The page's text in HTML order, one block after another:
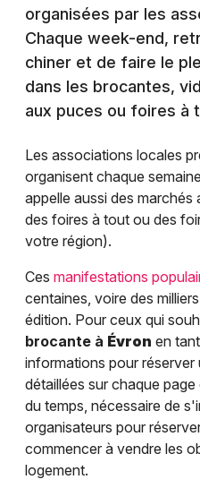
organisées par les
Chaque week-end,
chiner et de faire le
dans les brocantes,
aux puces ou foires à
Les associations locales
organisent chaque
appelle aussi des
des foires à tout ou des
votre région).
Ces manifestations
centaines, voire des
édition. Pour ceux qui
brocante à Évron en
informations pour
détaillées sur chaque
du temps, nécessaire de
organisateurs pour
commencer à vendre les
logement.